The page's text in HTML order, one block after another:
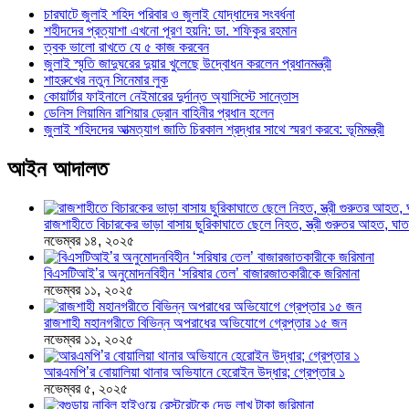
চারঘাটে জুলাই শহিদ পরিবার ও জুলাই যোদ্ধাদের সংবর্ধনা
শহীদদের প্রত্যাশা এখনো পূরণ হয়নি: ডা. শফিকুর রহমান
ত্বক ভালো রাখতে যে ৫ কাজ করবেন
জুলাই স্মৃতি জাদুঘরের দুয়ার খুলেছে উদ্বোধন করলেন প্রধানমন্ত্রী
শাহরুখের নতুন সিনেমার লুক
কোয়ার্টার ফাইনালে নেইমারের দুর্দান্ত অ্যাসিস্টে সান্তোস
ডেনিস লিয়ামিন রাশিয়ার ড্রোন বাহিনীর প্রধান হলেন
জুলাই শহিদদের আত্মত্যাগ জাতি চিরকাল শ্রদ্ধার সাথে স্মরণ করবে: ভূমিমন্ত্রী
আইন আদালত
রাজশাহীতে বিচারকের ভাড়া বাসায় ছুরিকাঘাতে ছেলে নিহত, স্ত্রী গুরুতর আহত,
নভেম্বর ১৪, ২০২৫
বিএসটিআই’র অনুমোদনবিহীন ‘সরিষার তেল’ বাজারজাতকারীকে জরিমানা
নভেম্বর ১১, ২০২৫
রাজশাহী মহানগরীতে বিভিন্ন অপরাধের অভিযোগে গ্রেপ্তার ১৫ জন
নভেম্বর ১১, ২০২৫
আরএমপি’র বোয়ালিয়া থানার অভিযানে হেরোইন উদ্ধার; গ্রেপ্তার ১
নভেম্বর ৫, ২০২৫